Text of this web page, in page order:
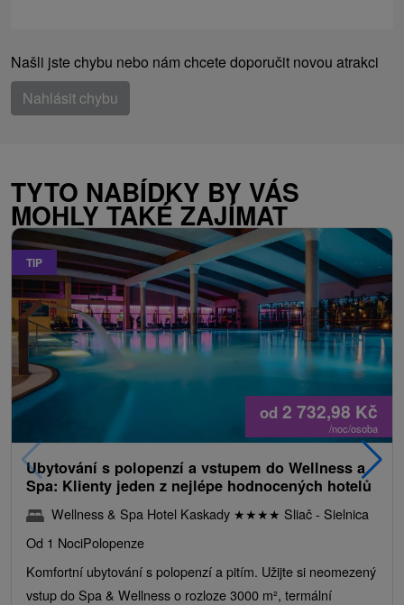
Našli jste chybu nebo nám chcete doporučit novou atrakci
Nahlásit chybu
TYTO NABÍDKY BY VÁS
MOHLY TAKÉ ZAJÍMAT
TIP
od 2 732,98 Kč
/noc/osoba
Ubytování s polopenzí a vstupem do Wellness a
Spa: Klienty jeden z nejlépe hodnocených hotelů
Wellness & Spa Hotel Kaskady ★★★★ Sliač - Sielnica
Od 1 NociPolopenze
Komfortní ubytování s polopenzí a pitím. Užijte si neomezený
vstup do Spa & Wellness o rozloze 3000 m², termální